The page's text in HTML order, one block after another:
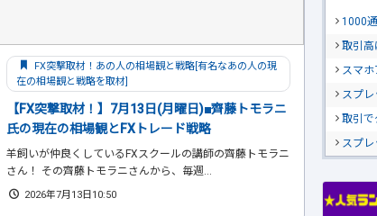
FX突撃取材！あの人の相場観と戦略[有名なあの人の現
在の相場観と戦略を取材]
【FX突撃取材！】7月13日(月曜日)■齊藤トモラニ
氏の現在の相場観とFXトレード戦略
羊飼いが仲良くしているFXスクールの講師の齊藤トモラニ
さん！ その齊藤トモラニさんから、毎週...
2026年7月13日10:50
1000
取引高
スマ
スプ
取引で
スプ